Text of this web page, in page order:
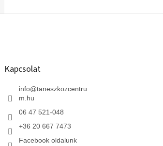
Kapcsolat
info@taneszkozcentru
m.hu
06 47 521-048
+36 20 667 7473
Facebook oldalunk